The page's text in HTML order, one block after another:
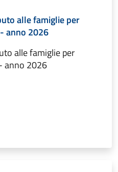
alle famiglie per
anno 2026
alle famiglie per
anno 2026